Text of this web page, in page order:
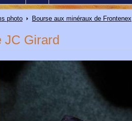
photo Bourse aux minéraux de Frontenex
JC Girard